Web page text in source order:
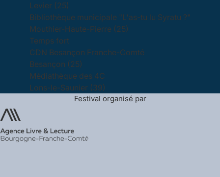
Levier (25)
Bibliothèque municipale "L'as-tu lu Syratu ?"
Mouthier-Haute-Pierre (25)
Temps fort
CDN Besançon Franche-Comté
Besançon (25)
Médiathèque des 4C
Lons-le-Saunier (39)
Festival organisé par